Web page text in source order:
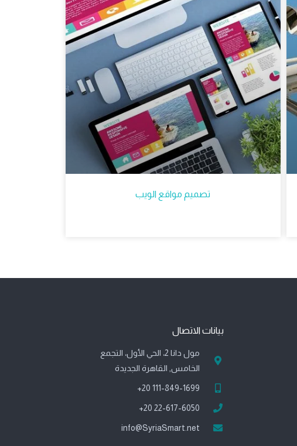
تصميم مواقع الويب
بيانات الاتصال
مول دانا 2، الحي الأول، التجمع
الخامس, القاهرة الجديدة
111-849-1699 20+
22-617-6050 20+
info@SyriaSmart.net